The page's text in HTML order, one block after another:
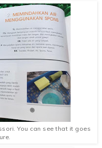
You can see that it goes